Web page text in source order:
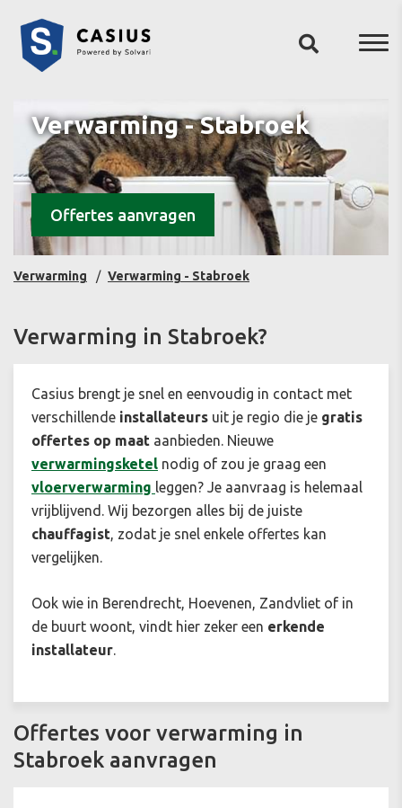
Verwarming - Stabroek
Offertes aanvragen
Verwarming Verwarming - Stabroek
Verwarming in Stabroek?
Casius brengt je snel en eenvoudig in contact met
verschillende installateurs uit je regio die je gratis
offertes op maat aanbieden. Nieuwe
verwarmingsketel nodig of zou je graag een
vloerverwarming leggen? Je aanvraag is helemaal
vrijblijvend. Wij bezorgen alles bij de juiste
chauffagist, zodat je snel enkele offertes kan
vergelijken.
Ook wie in Berendrecht, Hoevenen, Zandvliet of in
de buurt woont, vindt hier zeker een erkende
installateur.
Offertes voor verwarming in
Stabroek aanvragen